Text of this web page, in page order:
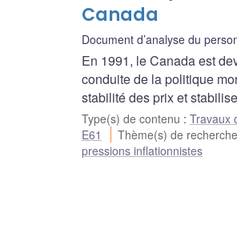
Canada
Document d’analyse du
En 1991, le Canada est
conduite de la politique
stabilité des prix et
Type(s) de contenu : Travaux
E61
Thème(s) de recherche
pressions inflationnistes